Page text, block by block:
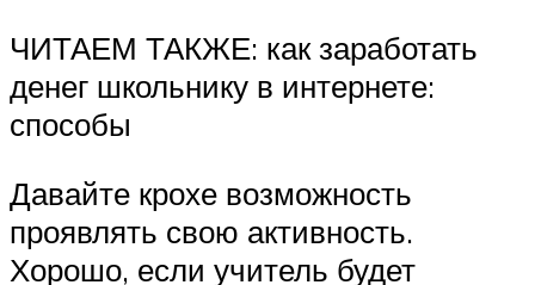
ЧИТАЕМ ТАКЖЕ: как заработать
денег школьнику в интернете:
способы
Давайте крохе возможность
проявлять свою активность.
Хорошо, если учитель будет